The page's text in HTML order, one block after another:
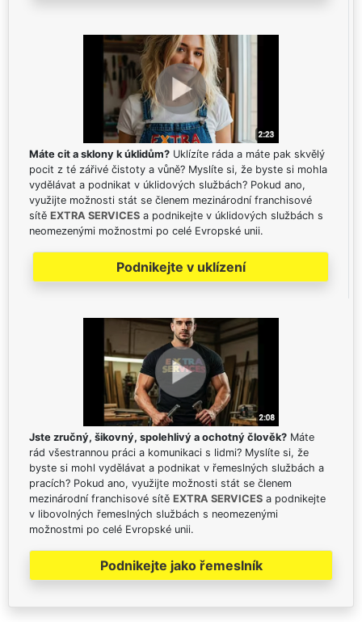
Máte cit a sklony k úklidům? Uklízíte ráda a máte pak skvělý
pocit z té zářivé čistoty a vůně? Myslíte si, že byste si mohla
vydělávat a podnikat v úklidových službách? Pokud ano,
využijte možnosti stát se členem mezinárodní franchisové
sítě EXTRA SERVICES a podnikejte v úklidových službách s
neomezenými možnostmi po celé Evropské unii.
Podnikejte v uklízení
Jste zručný, šikovný, spolehlivý a ochotný člověk? Máte
rád všestrannou práci a komunikaci s lidmi? Myslíte si, že
byste si mohl vydělávat a podnikat v řemeslných službách a
pracích? Pokud ano, využijte možnosti stát se členem
mezinárodní franchisové sítě EXTRA SERVICES a podnikejte
v libovolných řemeslných službách s neomezenými
možnostmi po celé Evropské unii.
Podnikejte jako řemeslník